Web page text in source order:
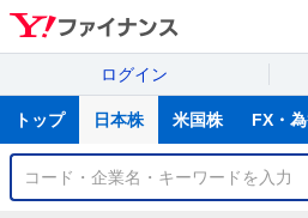
ログイン
サ
トップ 日本株 米国株 FX・
銘